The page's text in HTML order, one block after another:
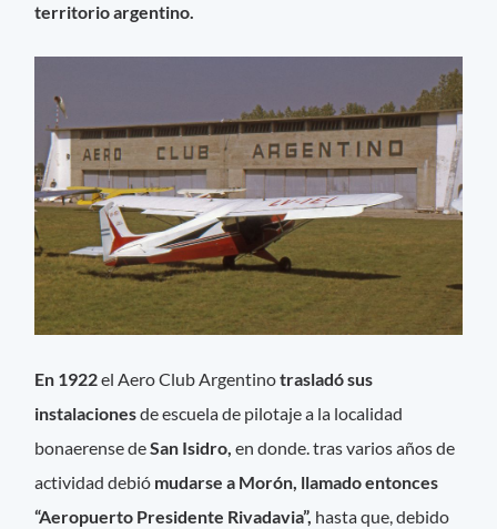
territorio argentino.
En 1922el Aero Club Argentinotrasladó sus
instalacionesde escuela de pilotaje a la localidad
bonaerense deSan Isidro, en donde. tras varios años de
actividad debió mudarse a Morón, llamado entonces
“Aeropuerto Presidente Rivadavia”, hasta que, debido